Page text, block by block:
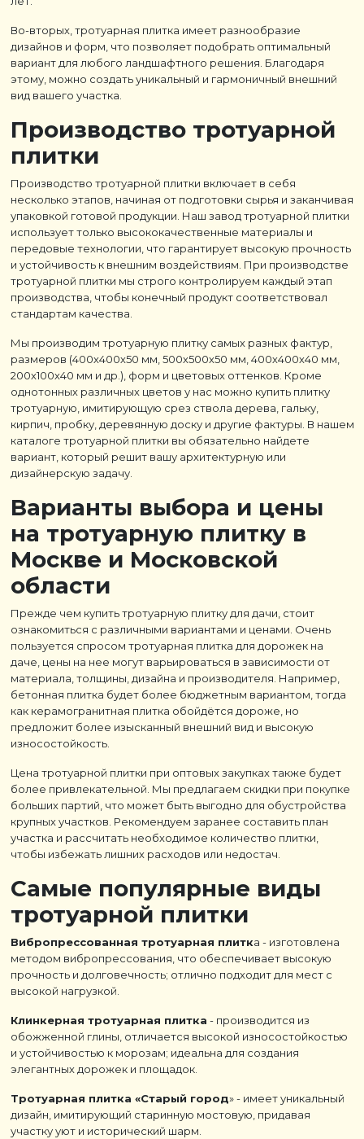
Во-вторых, тротуарная плитка имеет разнообразие
дизайнов и форм, что позволяет подобрать оптимальный
вариант для любого ландшафтного решения. Благодаря
этому, можно создать уникальный и гармоничный внешний
вид вашего участка.
Производство тротуарной
плитки
Производство тротуарной плитки включает в себя
несколько этапов, начиная от подготовки сырья и заканчивая
упаковкой готовой продукции. Наш завод тротуарной плитки
использует только высококачественные материалы и
передовые технологии, что гарантирует высокую прочность
и устойчивость к внешним воздействиям. При производстве
тротуарной плитки мы строго контролируем каждый этап
производства, чтобы конечный продукт соответствовал
стандартам качества.
Мы производим тротуарную плитку самых разных фактур,
размеров (400х400х50 мм, 500х500х50 мм, 400х400х40 мм,
200х100х40 мм и др.), форм и цветовых оттенков. Кроме
однотонных различных цветов у нас можно купить плитку
тротуарную, имитирующую срез ствола дерева, гальку,
кирпич, пробку, деревянную доску и другие фактуры. В нашем
каталоге тротуарной плитки вы обязательно найдете
вариант, который решит вашу архитектурную или
дизайнерскую задачу.
Варианты выбора и цены
на тротуарную плитку в
Москве и Московской
области
Прежде чем купить тротуарную плитку для дачи, стоит
ознакомиться с различными вариантами и ценами. Очень
пользуется спросом тротуарная плитка для дорожек на
даче, цены на нее могут варьироваться в зависимости от
материала, толщины, дизайна и производителя. Например,
бетонная плитка будет более бюджетным вариантом, тогда
как керамогранитная плитка обойдётся дороже, но
предложит более изысканный внешний вид и высокую
износостойкость.
Цена тротуарной плитки при оптовых закупках также будет
более привлекательной. Мы предлагаем скидки при покупке
больших партий, что может быть выгодно для обустройства
крупных участков. Рекомендуем заранее составить план
участка и рассчитать необходимое количество плитки,
чтобы избежать лишних расходов или недостач.
Самые популярные виды
тротуарной плитки
Вибропрессованная тротуарная плитка - изготовлена
методом вибропрессования, что обеспечивает высокую
прочность и долговечность; отлично подходит для мест с
высокой нагрузкой.
Клинкерная тротуарная плитка - производится из
обожженной глины, отличается высокой износостойкостью
и устойчивостью к морозам; идеальна для создания
элегантных дорожек и площадок.
Тротуарная плитка «Старый город» - имеет уникальный
дизайн, имитирующий старинную мостовую, придавая
участку уют и исторический шарм.